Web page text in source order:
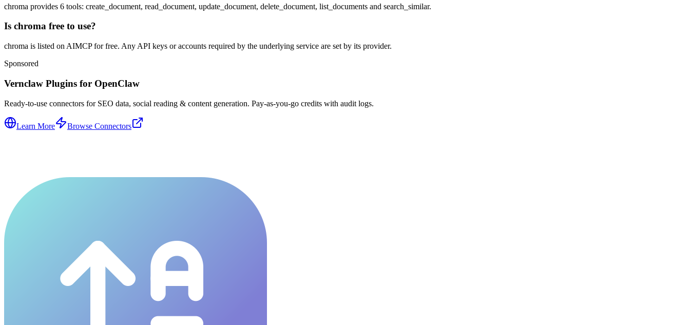
chroma provides 6 tools: create_document, read_document, update_document, delete_document, list_documents and search_similar.
Is chroma free to use?
chroma is listed on AIMCP for free. Any API keys or accounts required by the underlying service are set by its provider.
Sponsored
Vernclaw Plugins for OpenClaw
Ready-to-use connectors for SEO data, social reading & content generation. Pay-as-you-go credits with audit logs.
Learn More Browse Connectors